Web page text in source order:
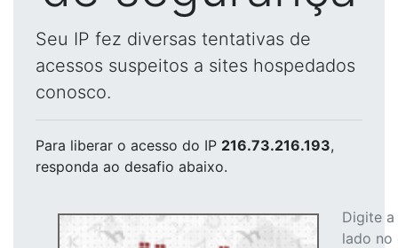
Seu IP fez diversas tentativas de
acessos suspeitos a sites hospedados
conosco.
Para liberar o acesso do IP 216.73.216.193,
responda ao desafio abaixo.
Digite
lado no